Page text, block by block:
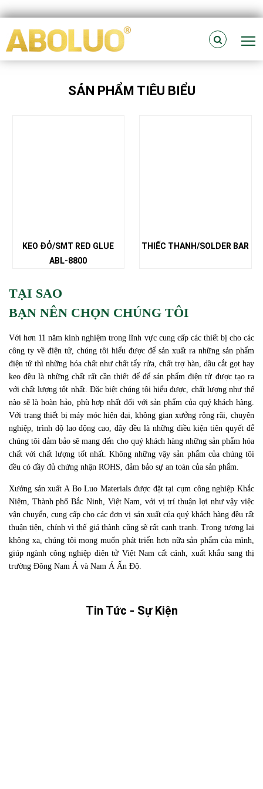
SẢN PHẨM TIÊU BIỂU
KEO ĐỎ/SMT RED GLUE
ABL-8800
THIẾC THANH/SOLDER BAR
TẠI SAO
BẠN NÊN CHỌN CHÚNG TÔI
Với hơn 11 năm kinh nghiệm trong lĩnh vực cung cấp các thiết bị cho các
công ty về điện tử, chúng tôi hiểu được để sản xuất ra những sản phẩm
điện tử thì những hóa chất như chất tẩy rửa, chất trợ hàn, dầu cắt gọt hay
keo đều là những chất rất cần thiết để để sản phẩm điện tử được tạo ra
với chất lượng tốt nhất. Đặc biệt chúng tôi hiểu được, chất lượng như thế
nào sẽ là hoàn hảo, phù hợp nhất đối với sản phẩm của quý khách hàng.
Với trang thiết bị máy móc hiện đại, không gian xưởng rộng rãi, chuyên
nghiệp, trình độ lao động cao, đây đều là những điều kiện tiên quyết để
chúng tôi đảm bảo sẽ mang đến cho quý khách hàng những sản phẩm hóa
chất với chất lượng tốt nhất. Không những vậy sản phẩm của chúng tôi
đều có đầy đủ chứng nhận ROHS, đảm bảo sự an toàn của sản phẩm.
Xưởng sản xuất A Bo Luo Materials được đặt tại cụm công nghiệp Khắc
Niệm, Thành phố Bắc Ninh, Việt Nam, với vị trí thuận lợi như vậy việc
vận chuyển, cung cấp cho các đơn vị sản xuất của quý khách hàng đều rất
thuận tiện, chính vì thế giá thành cũng sẽ rất cạnh tranh. Trong tương lai
không xa, chúng tôi mong muốn phát triển hơn nữa sản phẩm của mình,
giúp ngành công nghiệp điện tử Việt Nam cất cánh, xuất khẩu sang thị
trường Đông Nam Á và Nam Á Ấn Độ.
Tin Tức - Sự Kiện